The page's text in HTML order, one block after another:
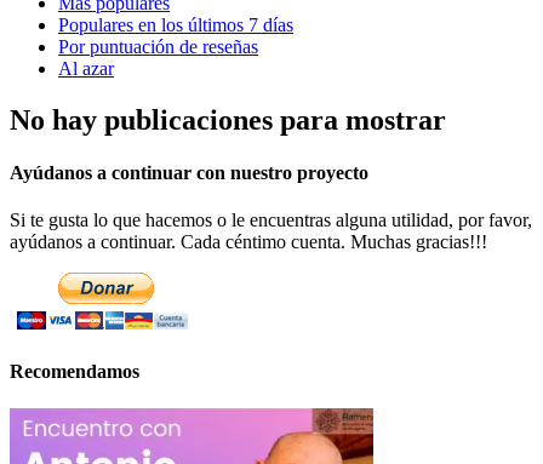
Populares en los últimos 7 días
Por puntuación de reseñas
Al azar
No hay publicaciones para mostrar
Ayúdanos a continuar con nuestro proyecto
Si te gusta lo que hacemos o le encuentras alguna utilidad, por favor,
ayúdanos a continuar. Cada céntimo cuenta. Muchas gracias!!!
Recomendamos